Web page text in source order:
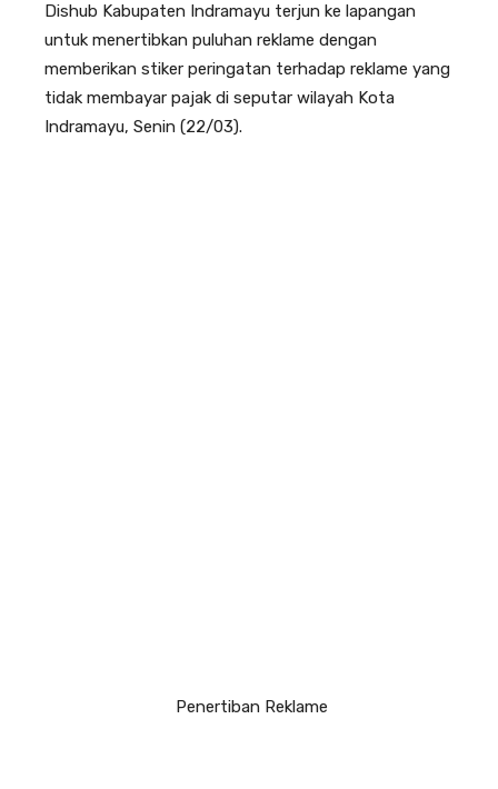
Dishub Kabupaten Indramayu terjun ke lapangan
untuk menertibkan puluhan reklame dengan
memberikan stiker peringatan terhadap reklame yang
tidak membayar pajak di seputar wilayah Kota
Indramayu, Senin (22/03).
Penertiban Reklame